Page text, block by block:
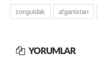
zonguldak afganistan
YORUMLAR